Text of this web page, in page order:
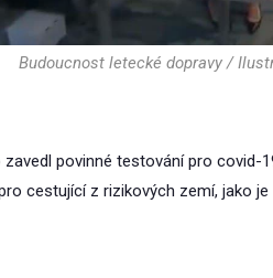
Budoucnost letecké dopravy /
zavedl povinné testování pro
cestující z rizikových zemí, jako je